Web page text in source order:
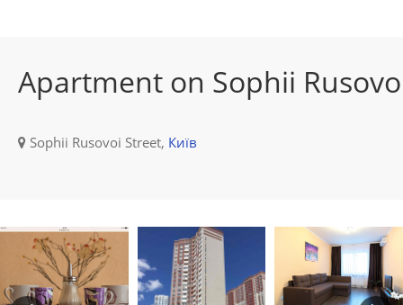
Apartment on Sophii
Sophii Rusovoi Street, Київ